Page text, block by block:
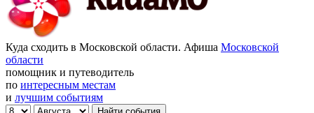
Куда сходить в Московской области. Афиша Московской
области
помощник и путеводитель
по интересным местам
и лучшим событиям